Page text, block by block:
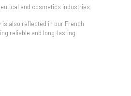
and cosmetics industries.
is also reflected in our French
reliable and long-lasting